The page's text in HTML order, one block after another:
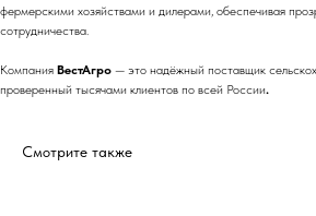
фермерскими хозяйствами и дилерами, обеспечивая
сотрудничества.
Компания ВестАгро — это надёжный поставщик
проверенный тысячами клиентов по всей России.
Смотрите также